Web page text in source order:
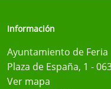
Información
Ayuntamiento de Feria
Plaza de España, 1 -
Ver mapa